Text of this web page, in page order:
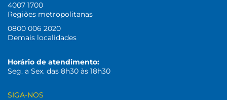
4007 1700
Regiões metropolitanas
0800 006 2020
Demais localidades
Horário de atendimento:
Seg. a Sex. das 8h30 às 18h30
SIGA-NOS